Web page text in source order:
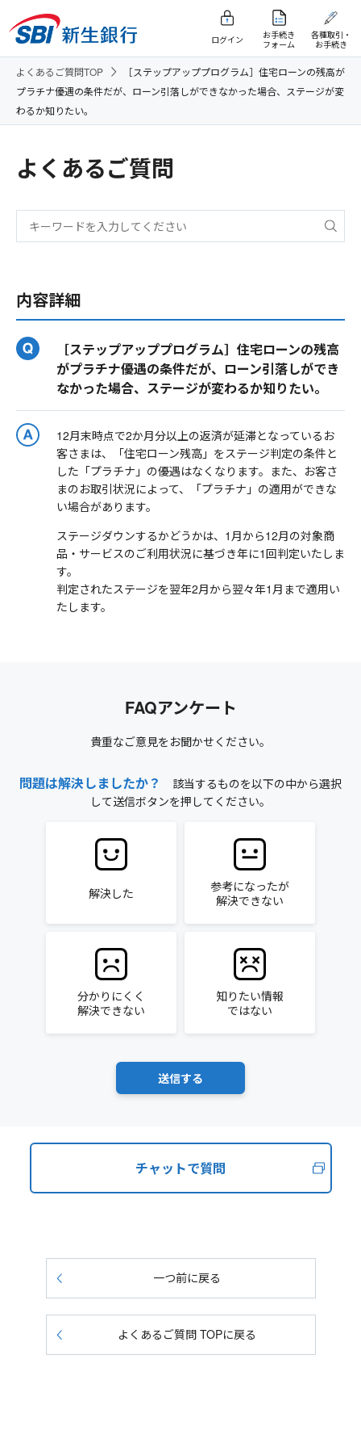
ログイン
お手続き
フォーム
各種取引・
お手続き
よくあるご質問TOP
［ステップアッププログラム］住宅ローンの残高が
プラチナ優遇の条件だが、ローン引落しができなかった場合、ステージが変
わるか知りたい。
よくあるご質問
内容詳細
［ステップアッププログラム］住宅ローンの残高
がプラチナ優遇の条件だが、ローン引落しができ
なかった場合、ステージが変わるか知りたい。
12月末時点で2か月分以上の返済が延滞となっているお
客さまは、「住宅ローン残高」をステージ判定の条件と
した「プラチナ」の優遇はなくなります。また、お客さ
まのお取引状況によって、「プラチナ」の適用ができな
い場合があります。
ステージダウンするかどうかは、1月から12月の対象商
品・サービスのご利用状況に基づき年に1回判定いたしま
す。
判定されたステージを翌年2月から翌々年1月まで適用い
たします。
FAQアンケート
貴重なご意見をお聞かせください。
問題は解決しましたか？
該当するものを以下の中から選択
して送信ボタンを押してください。
解決した
参考になったが
解決できない
分かりにくく
解決できない
知りたい情報
ではない
チャットで質問
一つ前に戻る
よくあるご質問 TOPに戻る